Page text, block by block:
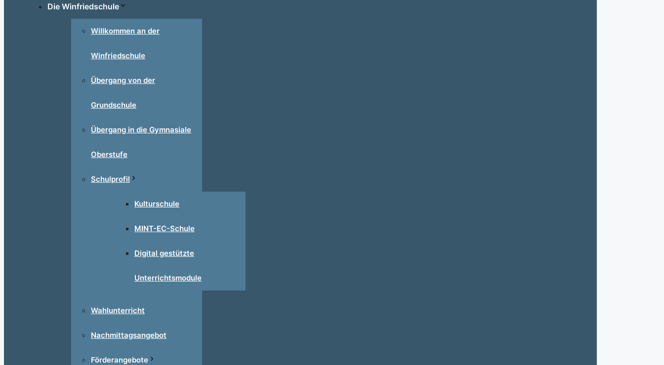
Die Winfriedschule
Willkommen an der
Winfriedschule
Übergang von der
Grundschule
Übergang in die Gymnasiale
Oberstufe
Schulprofil
Kulturschule
MINT-EC-Schule
Digital gestützte
Unterrichtsmodule
Wahlunterricht
Nachmittagsangebot
Förderangebote